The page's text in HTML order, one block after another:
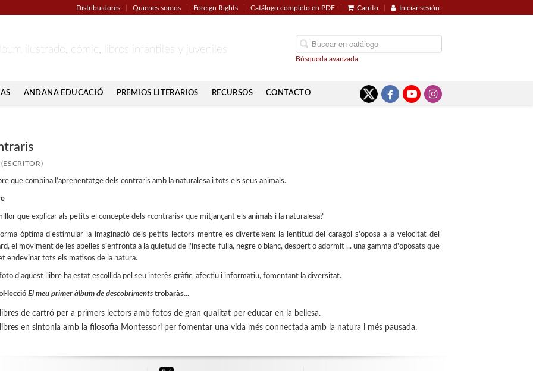
Distribuidores Quienes somos Foreign Rights Catálogo completo en PDF Carrito Iniciar sesión
ilustrado, cómic, libros infantiles y juveniles
Búsqueda avanzada
ANDANA EDUCACIÓ PREMIOS LITERARIOS RECURSOS CONTACTO
que combina l’aprenentatge dels contraris amb la naturalesa i tots els seus animals.
que explicar als petits el concepte dels «contraris» que mitjançant els animals i la naturalesa?
òptima d'estimular la imaginació dels petits lectors mentre es diverteixen: la lentitud del caragol s'oposa a la velocitat del
el moviment de les abelles s'enfronta a la quietud de l'insecte fulla, negre o blanc, despert o adormit ... una gamma d'oposats que
endevinar tots els matisos de la natura.
d'aquest llibre ha estat escollida pel seu interès gràfic, afectiu i informatiu, fomentant la diversitat.
El meu primer àlbum de descobriments trobaràs...
de cartró per a primers lectors amb fotos de gran qualitat per educar en la bellesa.
en sintonia amb la filosofia Montessori per fomentar una vida més connectada amb la natura i més pausada.